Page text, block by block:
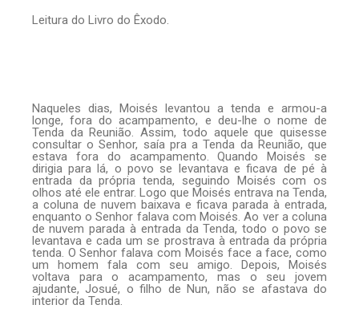
Leitura do Livro do Êxodo.
Naqueles dias, Moisés levantou a tenda e armou-a
longe, fora do acampamento, e deu-lhe o nome de
Tenda da Reunião. Assim, todo aquele que quisesse
consultar o Senhor, saía pra a Tenda da Reunião, que
estava fora do acampamento. Quando Moisés se
dirigia para lá, o povo se levantava e ficava de pé à
entrada da própria tenda, seguindo Moisés com os
olhos até ele entrar. Logo que Moisés entrava na Tenda,
a coluna de nuvem baixava e ficava parada à entrada,
enquanto o Senhor falava com Moisés. Ao ver a coluna
de nuvem parada à entrada da Tenda, todo o povo se
levantava e cada um se prostrava à entrada da própria
tenda. O Senhor falava com Moisés face a face, como
um homem fala com seu amigo. Depois, Moisés
voltava para o acampamento, mas o seu jovem
ajudante, Josué, o filho de Nun, não se afastava do
interior da Tenda.